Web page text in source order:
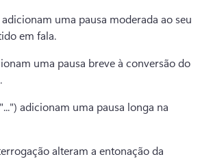
uma pausa moderada ao seu
em fala.
uma pausa breve à conversão do
adicionam uma pausa longa na
alteram a entonação da